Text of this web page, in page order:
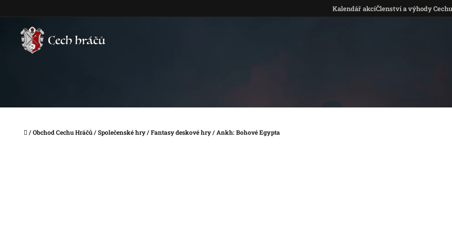
Kalendář akcíČlenství a výhody Cechu
Domů
/Obchod Cechu Hráčů/Společenské hry/Fantasy deskové hry/Ankh: Bohové Egypta